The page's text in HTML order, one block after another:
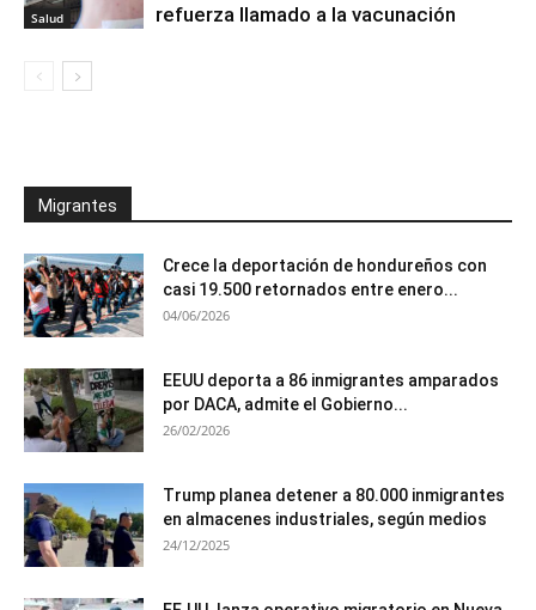
Salud
refuerza llamado a la vacunación
Migrantes
Crece la deportación de hondureños con
casi 19.500 retornados entre enero...
04/06/2026
EEUU deporta a 86 inmigrantes amparados
por DACA, admite el Gobierno...
26/02/2026
Trump planea detener a 80.000 inmigrantes
en almacenes industriales, según medios
24/12/2025